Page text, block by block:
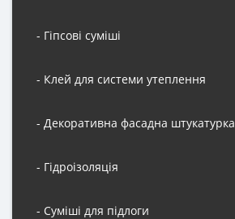
- Гіпсові суміші
- Клей для системи утеплення
- Декоративна фасадна штукатурка
- Гідроізоляція
- Суміші для підлоги